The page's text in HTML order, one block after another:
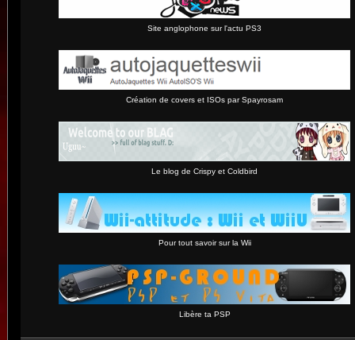
Site anglophone sur l'actu PS3
Création de covers et ISOs par Spayrosam
Le blog de Crispy et Coldbird
Pour tout savoir sur la Wii
Libère ta PSP